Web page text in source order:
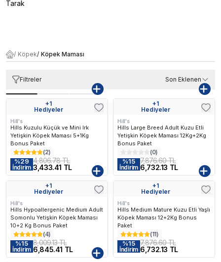
Tarak
/ Köpek/ Köpek Maması
Filtreler Son Eklenen
+1
Hediyeler
Hill's
Hills Kuzulu Küçük ve Mini Irk
Yetişkin Köpek Maması 5+1Kg
Bonus Paket
(2)
%29
İndirim
4,806.78 TL
3,433.41 TL
Kargo Bedava+1
Hediyeler
Hill's
Hills Large Breed Adult Kuzu Etli
Yetişkin Köpek Maması 12Kg+2Kg
Bonus Paket
(0)
%15
İndirim
7,876.60 TL
6,732.13 TL
Kargo Bedava
En Çok Favorilenen En Çok Favorilenen
+1
Hediyeler
Hill's
Hills Hypoallergenic Medium Adult
Somonlu Yetişkin Köpek Maması
10+2 Kg Bonus Paket
(4)
%15
İndirim
8,009.13 TL
6,845.41 TL
Kargo Bedava+1
Hediyeler
Hill's
Hills Medium Mature Kuzu Etli Yaşlı
Köpek Maması 12+2Kg Bonus
Paket
(11)
%15
İndirim
7,876.60 TL
6,732.13 TL